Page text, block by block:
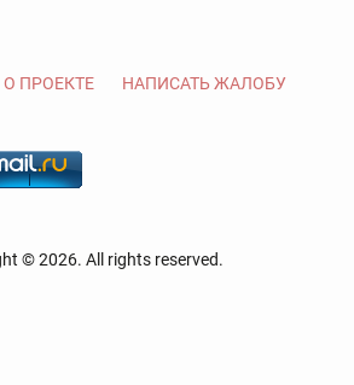
О ПРОЕКТЕ НАПИСАТЬ ЖАЛОБУ
© 2026. All rights reserved.